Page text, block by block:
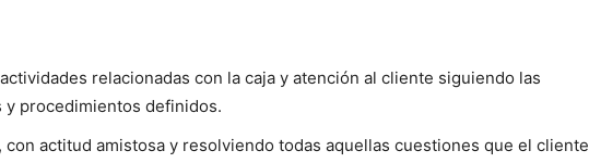
relacionadas con la caja y atención al cliente siguiendo las
y procedimientos definidos.
con actitud amistosa y resolviendo todas aquellas cuestiones que el cliente